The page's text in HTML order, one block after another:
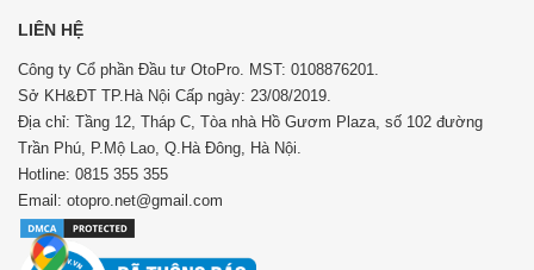
LIÊN HỆ
Công ty Cổ phần Đầu tư OtoPro. MST: 0108876201.
Sở KH&ĐT TP.Hà Nội Cấp ngày: 23/08/2019.
Địa chỉ: Tầng 12, Tháp C, Tòa nhà Hồ Gươm Plaza, số 102 đường
Trần Phú, P.Mộ Lao, Q.Hà Đông, Hà Nội.
Hotline: 0815 355 355
Email: otopro.net@gmail.com